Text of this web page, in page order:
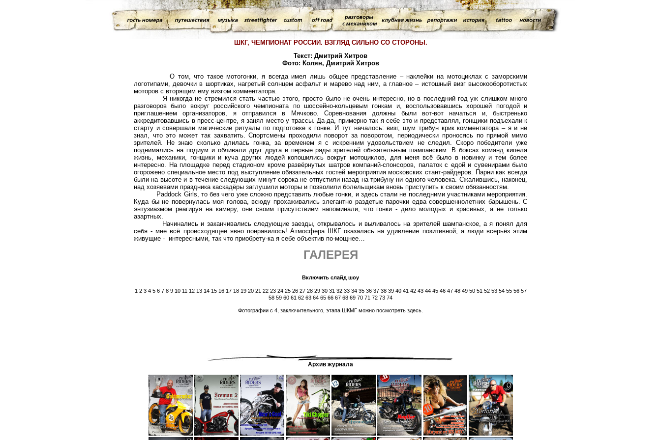
ШКГ, ЧЕМПИОНАТ РОССИИ. ВЗГЛЯД СИЛЬНО СО СТОРОНЫ.
Текст: Дмитрий Хитров
Фото: Колян, Дмитрий Хитров
О том, что такое мотогонки, я всегда имел лишь общее представление – наклейки на мотоциклах с заморскими
логотипами, девочки в шортиках, нагретый солнцем асфальт и марево над ним, а главное – истошный визг высокооборотистых
моторов с вторящим ему визгом комментатора.
Я никогда не стремился стать частью этого, просто было не очень интересно, но в последний год уж слишком много
разговоров было вокруг российского чемпионата по шоссейно-кольцевым гонкам и, воспользовавшись хорошей погодой и
приглашением организаторов, я отправился в Мячково. Соревнования должны были вот-вот начаться и, быстренько
аккредитовавшись в пресс-центре, я занял место у трассы. Да-да, примерно так я себе это и представлял, гонщики подъехали к
старту и совершали магические ритуалы по подготовке к гонке. И тут началось: визг, шум трибун крик комментатора – я и не
знал, что это может так захватить. Спортсмены проходили поворот за поворотом, периодически проносясь по прямой мимо
зрителей. Не знаю сколько длилась гонка, за временем я с искренним удовольствием не следил. Скоро победители уже
поднимались на подиум и обливали друг друга и первые ряды зрителей обязательным шампанским. В боксах команд кипела
жизнь, механики, гонщики и куча других людей копошились вокруг мотоциклов, для меня всё было в новинку и тем более
интересно. На площадке перед стадионом кроме развёрнутых шатров компаний-спонсоров, палаток с едой и сувенирами было
огорожено специальное место под выступление обязательных гостей мероприятия московских стант-райдеров. Парни как всегда
были на высоте и в течение следующих минут сорока не отпустили назад на трибуну ни одного человека. Сжалившись, наконец,
над хозяевами праздника каскадёры заглушили моторы и позволили болельщикам вновь приступить к своим обязанностям.
Paddock Girls, то без чего уже сложно представить любые гонки, и здесь стали не последними участниками мероприятия.
Куда бы не повернулась моя голова, всюду прохаживались элегантно раздетые парочки едва совершеннолетних барышень. С
энтузиазмом реагируя на камеру, они своим присутствием напоминали, что гонки - дело молодых и красивых, а не только
азартных.
Начинались и заканчивались следующие заезды, открывалось и выливалось на зрителей шампанское, а я понял для
себя - мне всё происходящее явно понравилось! Атмосфера ШКГ оказалась на удивление позитивной, а люди всерьёз этим
живущие - интересными, так что приобрету-ка я себе объектив по-мощнее…
ГАЛЕРЕЯ
Включить слайд шоу
1 2 3 4 5 6 7 8 9 10 11 12 13 14 15 16 17 18 19 20 21 22 23 24 25 26 27 28 29 30 31 32 33 34 35 36 37 38 39 40 41 42 43 44 45 46 47 48 49 50 51 52 53 54 55 56 57
58 59 60 61 62 63 64 65 66 67 68 69 70 71 72 73 74
Фотографии с 4, заключительного, этапа ШКМГ можно посмотреть здесь.
Архив журнала